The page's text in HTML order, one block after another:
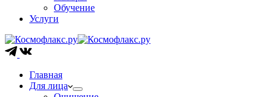
Обучение
Услуги
Главная
Для лица